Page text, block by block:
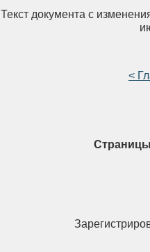
Текст документа с
<